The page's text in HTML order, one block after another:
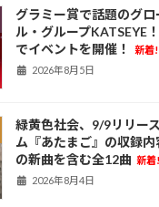
グラミー賞で話題のグロ
ル・グループKATSEYE
でイベントを開催！
新着
2026年8月5日
緑黄色社会、9/9リリー
ム『あたまご』の収録
の新曲を含む全12曲 新
2026年8月4日